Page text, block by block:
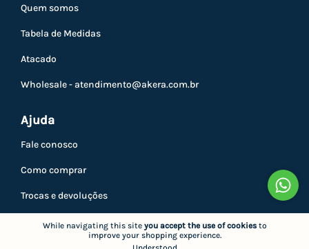
While navigating this site you accept the use of cookiesto
improve your shopping experience.
Quem somos
Tabela de Medidas
Atacado
Wholesale -atendimento@akera.com.br
Ajuda
Fale conosco
Como comprar
Trocas e devoluções
Privacidade